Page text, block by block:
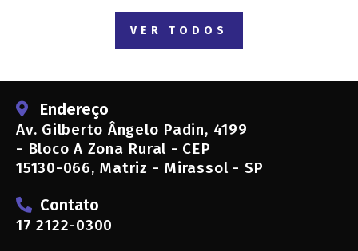
VER TODOS
Endereço
Av. Gilberto Ângelo Padin, 4199
- Bloco A Zona Rural - CEP
15130-066, Matriz - Mirassol - SP
Contato
17 2122-0300